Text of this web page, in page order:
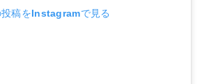
投稿をInstagramで見る